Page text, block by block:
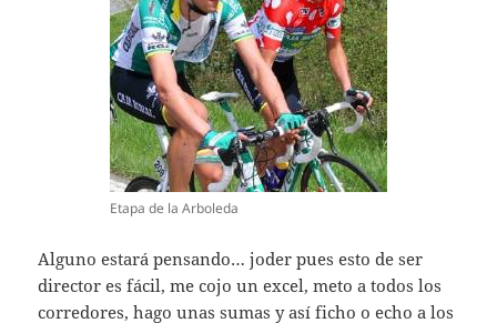
Etapa de la Arboleda
Alguno estará pensando… joder pues esto de ser
director es fácil, me cojo un excel, meto a todos los
corredores, hago unas sumas y así ficho o echo a los